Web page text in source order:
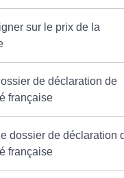
sur le prix de la
de déclaration de
française
dossier de déclaration
française